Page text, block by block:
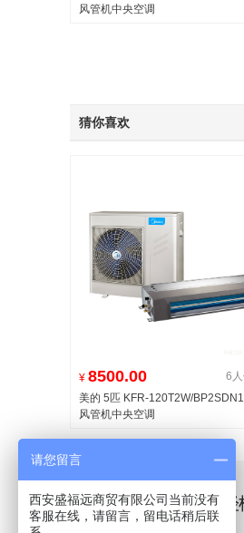
风管机中央空调
猜你喜欢
¥ 8500.00
6
美的 5匹 KFR-120T2W/
风管机中央空调
请您留言
西安盛福远商贸有限公司当前没有
客服在线，请留言，留电话稍后联